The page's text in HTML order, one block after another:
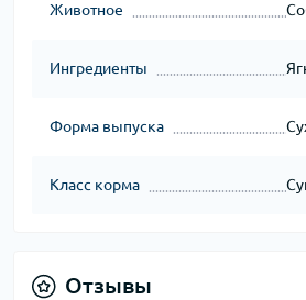
Животное
Ингредиенты
Форма выпуска
Класс корма
Отзывы